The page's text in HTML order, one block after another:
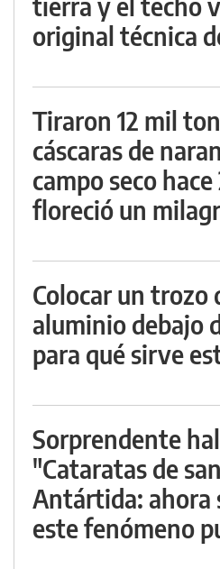
original técnica
Tiraron 12 mil
cáscaras de
campo seco
floreció un
Colocar un trozo
aluminio debajo
para qué sirve
Sorprendente
"Cataratas de
Antártida: ahora
este fenómeno